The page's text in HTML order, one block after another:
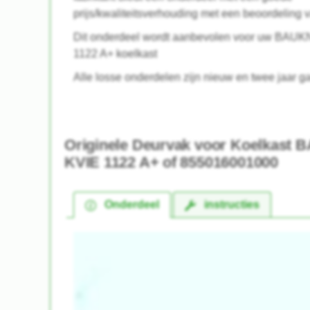
prijs/kwaliteitsverhouding met een beoordeling
Dit onderdeel wordt aanbevolen voor uw
1122 A+ koelkast
Alle losse onderdelen zijn nieuw en twee jaar
Originele Deurvak voor Koelkast
KVIE 1122 A+ of 855016001000
Onderdeel instructies